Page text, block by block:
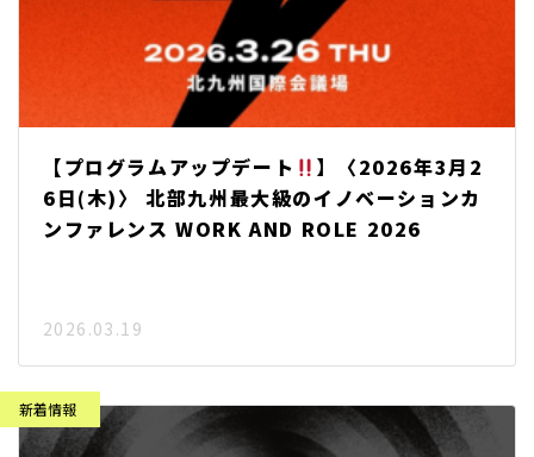
【プログラムアップデート
】〈2026年3月2
6日(木)〉 北部九州最大級のイノベーションカ
ンファレンス WORK AND ROLE 2026
2026.03.19